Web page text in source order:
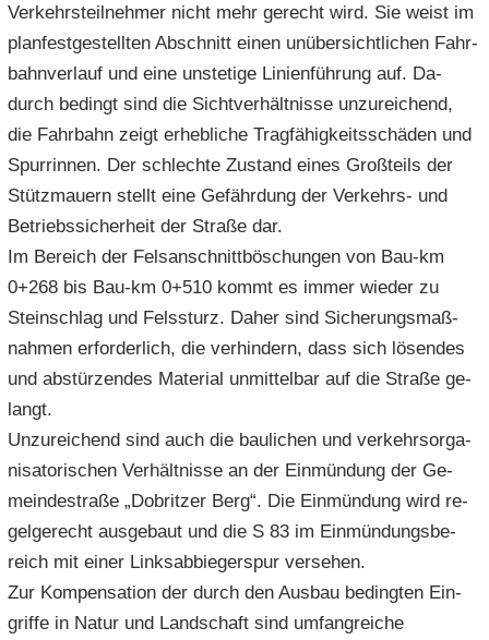
Ver­kehrs­teil­neh­mer nicht mehr ge­recht wird. Sie weist im
plan­fest­ge­stell­ten Ab­schnitt einen un­über­sicht­li­chen Fahr­
bahn­ver­lauf und eine un­ste­ti­ge Li­ni­en­füh­rung auf. Da­
durch be­dingt sind die Sicht­ver­hält­nis­se un­zu­rei­chend,
die Fahr­bahn zeigt er­heb­li­che Trag­fä­hig­keits­schä­den und
Spur­rin­nen. Der schlech­te Zu­stand eines Groß­teils der
Stütz­mau­ern stellt eine Ge­fähr­dung der Verkehrs-​ und
Be­triebs­si­cher­heit der Stra­ße dar.
Im Be­reich der Fels­an­schnitt­bö­schun­gen von Bau-​km
0+268 bis Bau-​km 0+510 kommt es immer wie­der zu
Stein­schlag und Fels­sturz. Daher sind Si­che­rungs­maß­
nah­men er­for­der­lich, die ver­hin­dern, dass sich lö­sen­des
und ab­stür­zen­des Ma­te­ri­al un­mit­tel­bar auf die Stra­ße ge­
langt.
Un­zu­rei­chend sind auch die bau­li­chen und ver­kehrs­or­ga­
ni­sa­to­ri­schen Ver­hält­nis­se an der Ein­mün­dung der Ge­
mein­de­stra­ße „Do­brit­zer Berg“. Die Ein­mün­dung wird re­
gel­ge­recht aus­ge­baut und die S 83 im Ein­mün­dungs­be­
reich mit einer Links­ab­bie­ger­spur ver­se­hen.
Zur Kom­pen­sa­ti­on der durch den Aus­bau be­ding­ten Ein­
grif­fe in Natur und Land­schaft sind um­fang­rei­che